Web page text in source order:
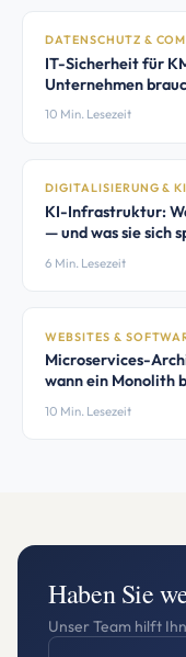
DATENSCHUTZ &
IT-Sicherheit für
Unternehmen
10 Min. Lesezeit
DIGITALISIERUNG & KI
KI-Infrastruktur:
— und was sie sich
6 Min. Lesezeit
WEBSITES &
Microservices-
wann ein Monolith
10 Min. Lesezeit
Haben Sie
Unser Team hilft